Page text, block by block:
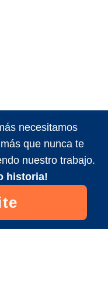
necesitamos
que nunca te
nuestro trabajo.
historia!